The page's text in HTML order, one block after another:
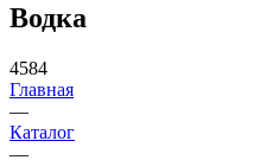
Водка
4584
Главная
—
Каталог
—